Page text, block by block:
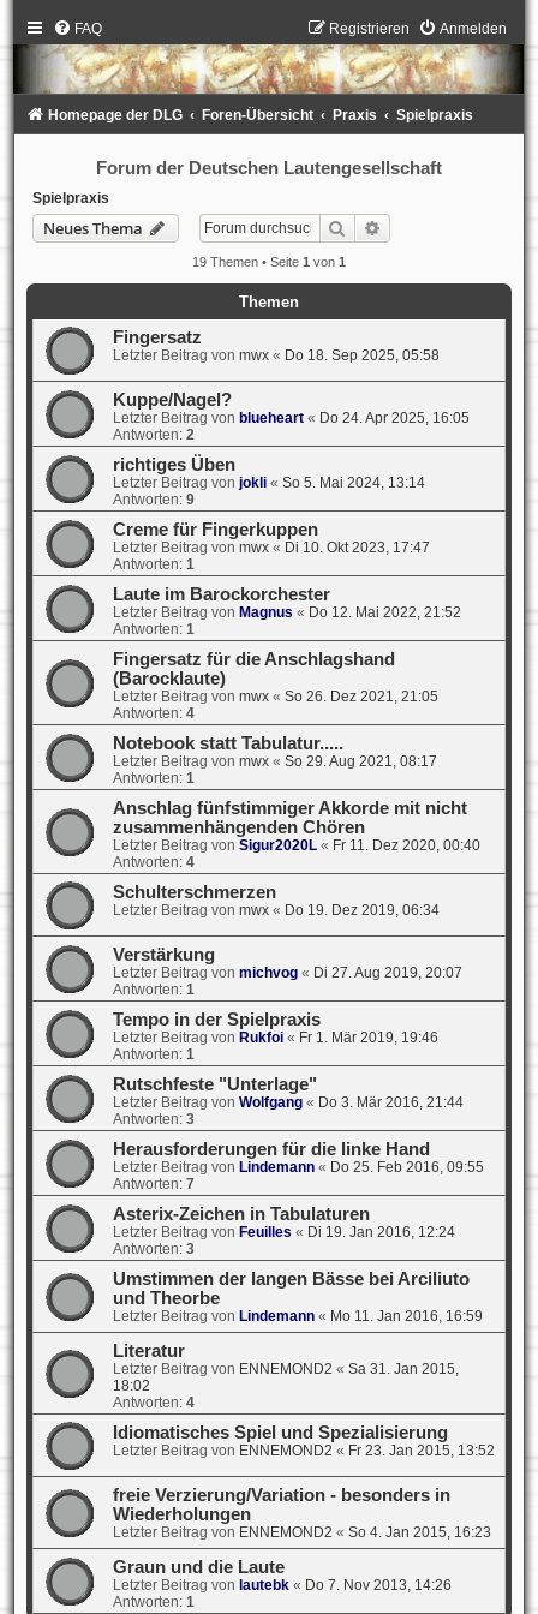
FAQ Anmelden
Registrieren
Homepage der DLG Foren-Übersicht Praxis Spielpraxis
Forum der Deutschen Lautengesellschaft
Spielpraxis
Neues Thema Suche
19 Themen • Seite 1 von 1
Themen
Fingersatz
Letzter Beitrag von mwx« Do 18. Sep 2025, 05:58
Kuppe/Nagel?
Letzter Beitrag von blueheart« Do 24. Apr 2025, 16:05
Antworten: 2
richtiges Üben
Letzter Beitrag von jokli« So 5. Mai 2024, 13:14
Antworten: 9
Creme für Fingerkuppen
Letzter Beitrag von mwx« Di 10. Okt 2023, 17:47
Antworten: 1
Laute im Barockorchester
Letzter Beitrag von Magnus « Do 12. Mai 2022, 21:52
Antworten: 1
Fingersatz für die Anschlagshand
(Barocklaute)
Letzter Beitrag von mwx« So 26. Dez 2021, 21:05
Antworten: 4
Notebook statt Tabulatur.....
Letzter Beitrag von mwx« So 29. Aug 2021, 08:17
Antworten: 1
Anschlag fünfstimmiger Akkorde mit nicht
zusammenhängenden Chören
Letzter Beitrag von Sigur2020L« Fr 11. Dez 2020, 00:40
Antworten: 4
Schulterschmerzen
Letzter Beitrag von mwx« Do 19. Dez 2019, 06:34
Verstärkung
Letzter Beitrag von michvog« Di 27. Aug 2019, 20:07
Antworten: 1
Tempo in der Spielpraxis
Letzter Beitrag von Rukfoi« Fr 1. Mär 2019, 19:46
Antworten: 1
Rutschfeste "Unterlage"
Letzter Beitrag von Wolfgang« Do 3. Mär 2016, 21:44
Antworten: 3
Herausforderungen für die linke Hand
Letzter Beitrag von Lindemann« Do 25. Feb 2016, 09:55
Antworten: 7
Asterix-Zeichen in Tabulaturen
Letzter Beitrag von Feuilles « Di 19. Jan 2016, 12:24
Antworten: 3
Umstimmen der langen Bässe bei Arciliuto
und Theorbe
Letzter Beitrag von Lindemann« Mo 11. Jan 2016, 16:59
Literatur
Letzter Beitrag von ENNEMOND2 « Sa 31. Jan 2015,
18:02
Antworten: 4
Idiomatisches Spiel und Spezialisierung
Letzter Beitrag von ENNEMOND2 « Fr 23. Jan 2015, 13:52
freie Verzierung/Variation - besonders in
Wiederholungen
Letzter Beitrag von ENNEMOND2 « So 4. Jan 2015, 16:23
Graun und die Laute
Letzter Beitrag von lautebk« Do 7. Nov 2013, 14:26
Antworten: 1